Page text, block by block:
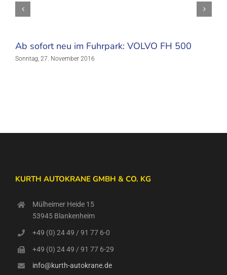
Ab sofort neu im Fuhrpark: VOLVO FH 500
Sonntag, 27. November 2016
KURTH AUTOKRANE GMBH & CO. KG
Mülheimer Heide 15
53945 Blankenheim
+49 (0) 24 49 / 91 77 6-0
+49 (0) 24 49 / 91 77 6-29
info@kurth-autokrane.de